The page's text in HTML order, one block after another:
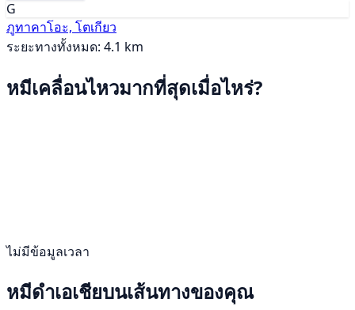
G
ภูทาคาโอะ, โตเกียว
ระยะทางทั้งหมด: 4.1 km
หมีเคลื่อนไหวมากที่สุดเมื่อไหร่?
ไม่มีข้อมูลเวลา
หมีดำเอเชียบนเส้นทางของคุณ